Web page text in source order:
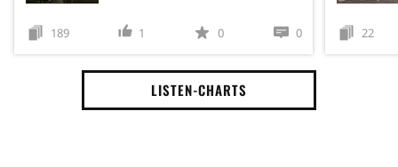
189 1 0 0 22
LISTEN-CHARTS